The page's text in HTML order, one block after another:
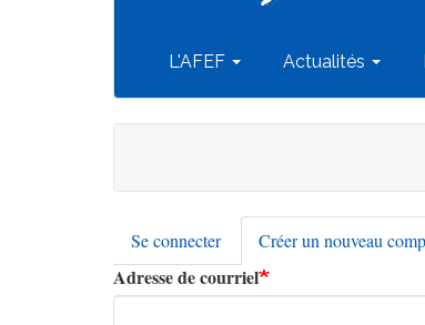
L'AFEF Actualités
Onglets
principaux
Se connecter Créer un nouveau
Adresse de courriel